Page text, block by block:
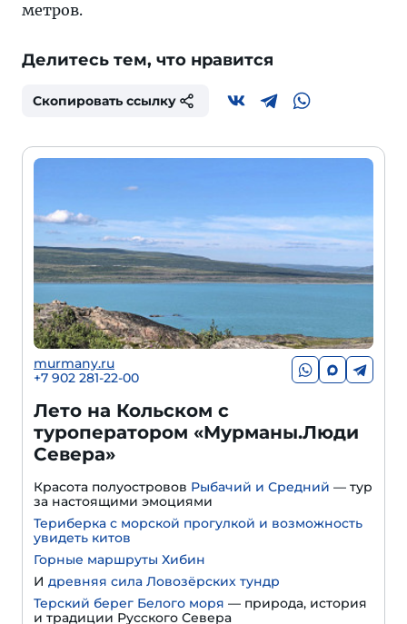
метров.
Делитесь тем, что нравится
Скопировать ссылку
murmany.ru
+7 902 281-22-00
Лето на Кольском с
туроператором «Мурманы.Люди
Севера»
Красота полуостровов Рыбачий и Средний — тур
за настоящими эмоциями
Териберка с морской прогулкой и возможность
увидеть китов
Горные маршруты Хибин
И древняя сила Ловозёрских тундр
Терский берег Белого моря — природа, история
и традиции Русского Севера